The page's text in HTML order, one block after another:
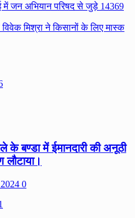
में जन अभियान परिषद से जुड़े 14369
मिश्रा ने किसानों के लिए मास्क
बण्डा में ईमानदारी की अनूठी
0